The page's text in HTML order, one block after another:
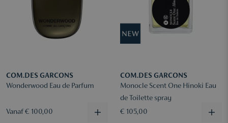
COM.DES GARCONS
Wonderwood Eau de Parfum
Vanaf € 100,00
COM.DES GARCONS
Monocle Scent One Hinoki Eau
de Toilette spray
€ 105,00